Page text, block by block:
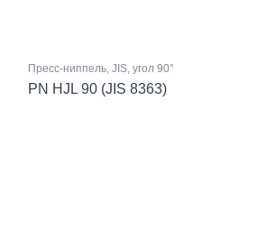
Пресс-ниппель, JIS, угол 90°
PN HJL 90 (JIS 8363)